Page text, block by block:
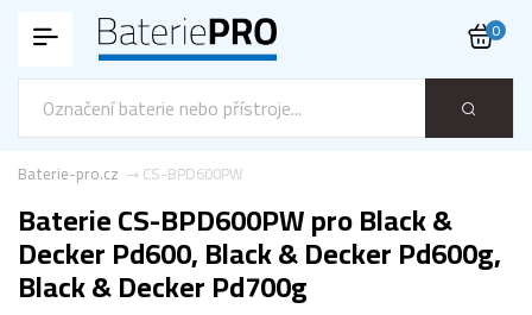
0
CS-BPD600PW
Baterie-pro.cz
Baterie CS-BPD600PW pro Black &
Decker Pd600, Black & Decker Pd600g,
Black & Decker Pd700g